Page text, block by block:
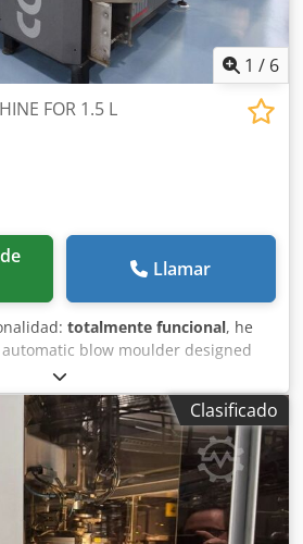
1 / 6
FOR 1.5 L
Llamar
totalmente funcional, he
automatic blow moulder designed
quality production of PET bottles.
advanced technologies to offer
with minimal manual
plants requiring flexibility
OF HS AND COMBI SERIES:
• Modular construction • Silent
design • Easy change- overo f
neckrings • Advanced PLC control
Clasificado